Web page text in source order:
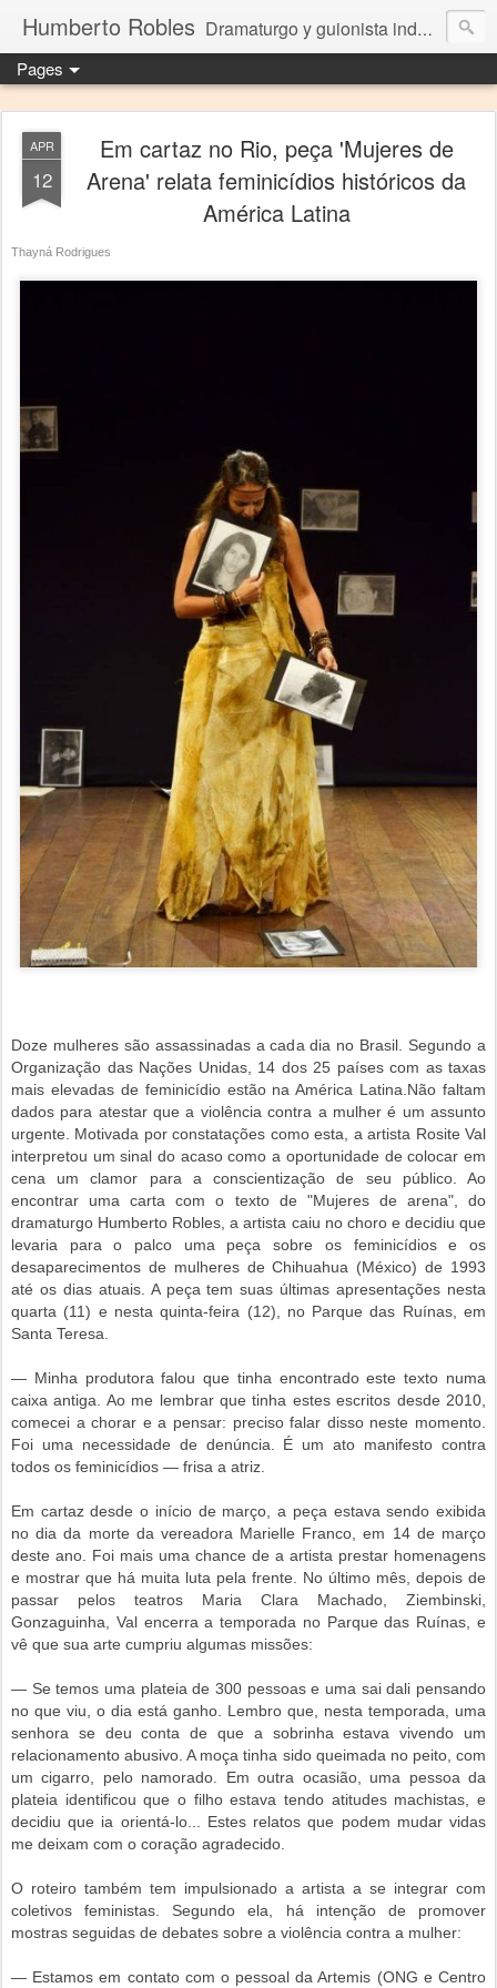
Humberto Robles Dramaturgo y guionista independiente
Pages
APR
12
Em cartaz no Rio, peça 'Mujeres de
Arena' relata feminicídios históricos da
América Latina
Thayná Rodrigues
Doze mulheres são assassinadas a cada dia no Brasil. Segundo a
Organização das Nações Unidas, 14 dos 25 países com as taxas
mais elevadas de feminicídio estão na América Latina.Não faltam
dados para atestar que a violência contra a mulher é um assunto
urgente. Motivada por constatações como esta, a artista Rosite Val
interpretou um sinal do acaso como a oportunidade de colocar em
cena um clamor para a conscientização de seu público. Ao
encontrar uma carta com o texto de "Mujeres de arena", do
dramaturgo Humberto Robles, a artista caiu no choro e decidiu que
levaria para o palco uma peça sobre os feminicídios e os
desaparecimentos de mulheres de Chihuahua (México) de 1993
até os dias atuais. A peça tem suas últimas apresentações nesta
quarta (11) e nesta quinta-feira (12), no Parque das Ruínas, em
Santa Teresa.
— Minha produtora falou que tinha encontrado este texto numa
caixa antiga. Ao me lembrar que tinha estes escritos desde 2010,
comecei a chorar e a pensar: preciso falar disso neste momento.
Foi uma necessidade de denúncia. É um ato manifesto contra
todos os feminicídios — frisa a atriz.
Em cartaz desde o início de março, a peça estava sendo exibida
no dia da morte da vereadora Marielle Franco, em 14 de março
deste ano. Foi mais uma chance de a artista prestar homenagens
e mostrar que há muita luta pela frente. No último mês, depois de
passar pelos teatros Maria Clara Machado, Ziembinski,
Gonzaguinha, Val encerra a temporada no Parque das Ruínas, e
vê que sua arte cumpriu algumas missões:
— Se temos uma plateia de 300 pessoas e uma sai dali pensando
no que viu, o dia está ganho. Lembro que, nesta temporada, uma
senhora se deu conta de que a sobrinha estava vivendo um
relacionamento abusivo. A moça tinha sido queimada no peito, com
um cigarro, pelo namorado. Em outra ocasião, uma pessoa da
plateia identificou que o filho estava tendo atitudes machistas, e
decidiu que ia orientá-lo... Estes relatos que podem mudar vidas
me deixam com o coração agradecido.
O roteiro também tem impulsionado a artista a se integrar com
coletivos feministas. Segundo ela, há intenção de promover
mostras seguidas de debates sobre a violência contra a mulher:
— Estamos em contato com o pessoal da Artemis (ONG e Centro